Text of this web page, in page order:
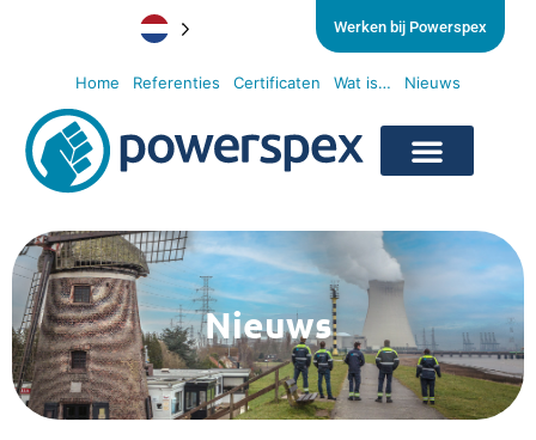
Home Referenties Certificaten Wat is… Nieuws
Werken bij Powerspex
Nieuws